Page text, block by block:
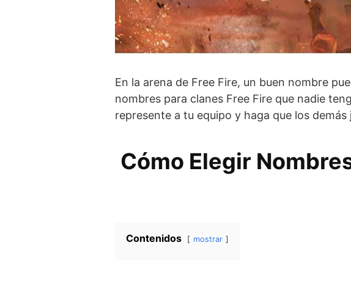
En la arena de Free Fire, un buen nombre
nombres para clanes Free Fire que nadie
represente a tu equipo y haga que los
Cómo Elegir
Contenidos mostrar